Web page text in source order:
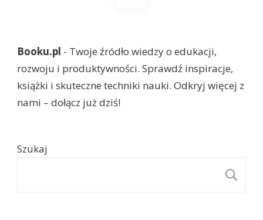
Booku.pl - Twoje źródło wiedzy o edukacji,
rozwoju i produktywności. Sprawdź inspiracje,
książki i skuteczne techniki nauki. Odkryj więcej z
nami – dołącz już dziś!
Szukaj